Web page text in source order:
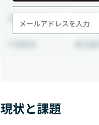
出社頻度 週5日
東京
現状と課題